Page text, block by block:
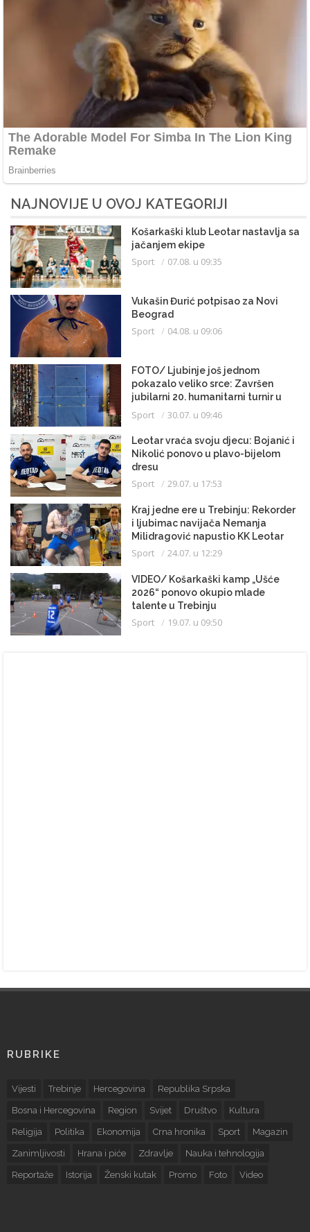
NAJNOVIJE U OVOJ KATEGORIJI
Košarkaški klub Leotar nastavlja sa
jačanjem ekipe
Sport 07.08. u 09:35
Vukašin Đurić potpisao za Novi
Beograd
Sport 04.08. u 09:06
FOTO/ Ljubinje još jednom
pokazalo veliko srce: Završen
jubilarni 20. humanitarni turnir u
malom fudbalu
Sport 30.07. u 09:46
Leotar vraća svoju djecu: Bojanić i
Nikolić ponovo u plavo-bijelom
dresu
Sport 29.07. u 17:53
Kraj jedne ere u Trebinju: Rekorder
i ljubimac navijača Nemanja
Milidragović napustio KK Leotar
Sport 24.07. u 12:29
VIDEO/ Košarkaški kamp „Ušće
2026“ ponovo okupio mlade
talente u Trebinju
Sport 19.07. u 09:50
RUBRIKE
Vijesti Trebinje Hercegovina Republika Srpska
Bosna i Hercegovina Region Svijet Društvo Kultura
Religija Politika Ekonomija Crna hronika Sport Magazin
Zanimljivosti Hrana i piće Zdravlje Nauka i tehnologija
Reportaže Istorija Ženski kutak Promo Foto Video